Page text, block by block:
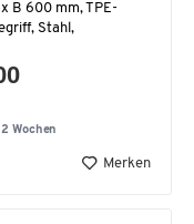
B 600 mm, TPE-
Stahl,
Wochen
Merken